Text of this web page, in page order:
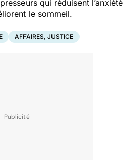
qui réduisent l’anxiété
le sommeil.
AFFAIRES, JUSTICE